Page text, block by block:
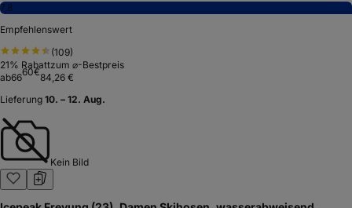
7,8
Empfehlenswert
(109)
21% Rabattzum ⌀-Bestpreis
ab6660€84,26 €
Lieferung 10. – 12. Aug.
Kein Bild